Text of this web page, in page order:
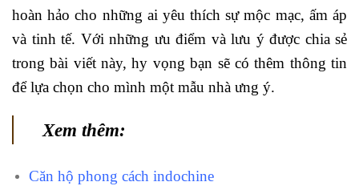
hoàn hảo cho những ai yêu thích sự mộc mạc, ấm áp
và tinh tế. Với những ưu điểm và lưu ý được chia sẻ
trong bài viết này, hy vọng bạn sẽ có thêm thông tin
để lựa chọn cho mình một mẫu nhà ưng ý.
Xem thêm:
Căn hộ phong cách indochine